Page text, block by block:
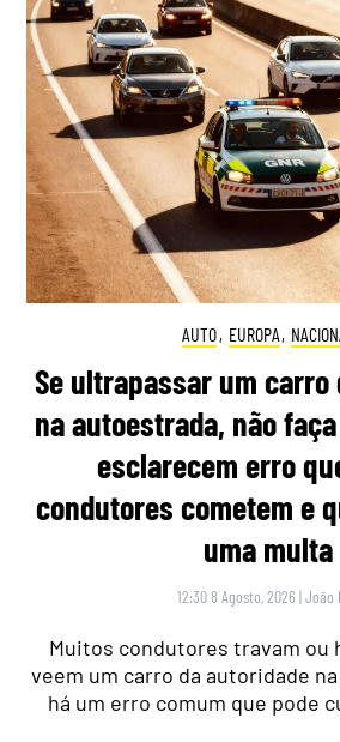
AUTO, EUROPA,
Se ultrapassar um carro
na autoestrada, não
esclarecem erro
condutores cometem e
uma multa
12:30 8 Agosto, 2026 |João
Muitos condutores travam ou
veem um carro da autoridade
há um erro comum que pode